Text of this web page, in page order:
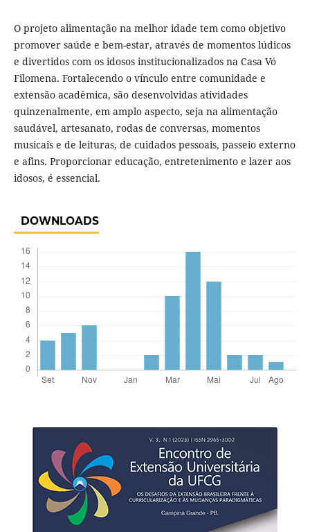
O projeto alimentação na melhor idade tem como objetivo
promover saúde e bem-estar, através de momentos lúdicos
e divertidos com os idosos institucionalizados na Casa Vó
Filomena. Fortalecendo o vínculo entre comunidade e
extensão acadêmica, são desenvolvidas atividades
quinzenalmente, em amplo aspecto, seja na alimentação
saudável, artesanato, rodas de conversas, momentos
musicais e de leituras, de cuidados pessoais, passeio externo
e afins. Proporcionar educação, entretenimento e lazer aos
idosos, é essencial.
DOWNLOADS